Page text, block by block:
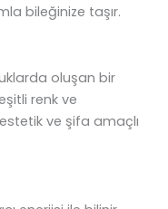
bileğinize taşır.
oluşan bir
renk ve
ve şifa amaçlı